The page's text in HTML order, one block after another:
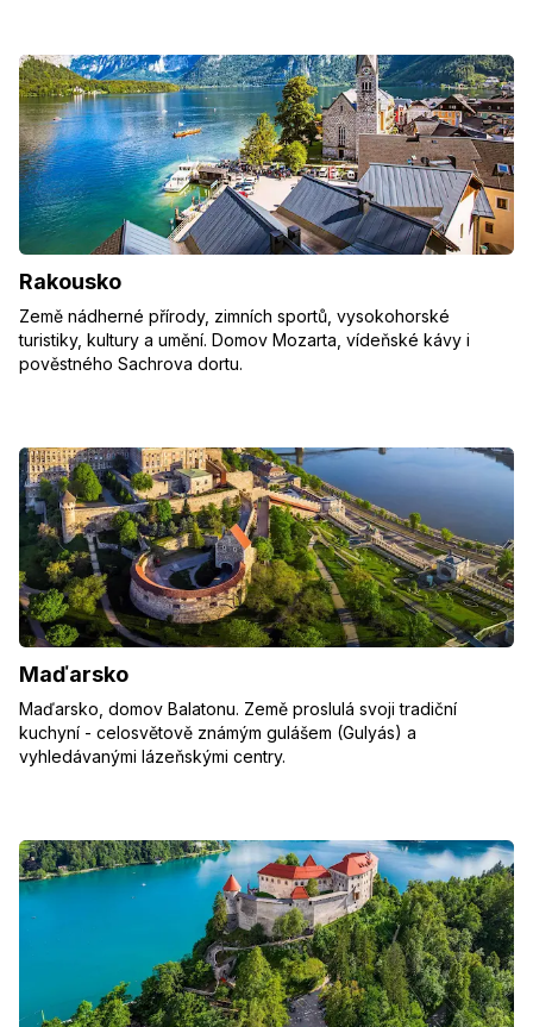
Rakousko
Země nádherné přírody, zimních sportů, vysokohorské
turistiky, kultury a umění. Domov Mozarta, vídeňské kávy i
pověstného Sachrova dortu.
Maďarsko
Maďarsko, domov Balatonu. Země proslulá svoji tradiční
kuchyní - celosvětově známým gulášem (Gulyás) a
vyhledávanými lázeňskými centry.